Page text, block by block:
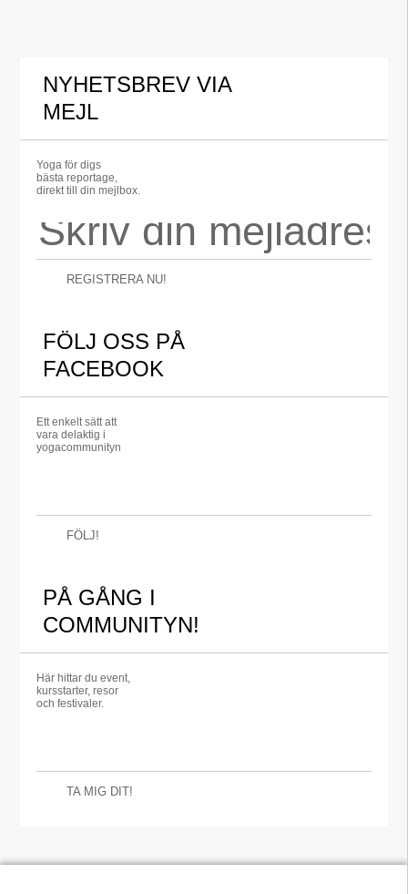
NYHETSBREV VIA
MEJL
Yoga för digs
bästa reportage,
direkt till din mejlbox.
REGISTRERA NU!
FÖLJ OSS PÅ
FACEBOOK
Ett enkelt sätt att
vara delaktig i
yogacommunityn
FÖLJ!
PÅ GÅNG I
COMMUNITYN!
Här hittar du event,
kursstarter, resor
och festivaler.
TA MIG DIT!